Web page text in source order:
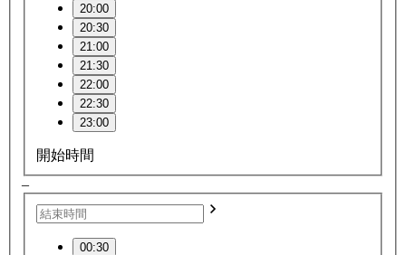
20:00
20:30
21:00
21:30
22:00
22:30
23:00
開始時間
–
00:30